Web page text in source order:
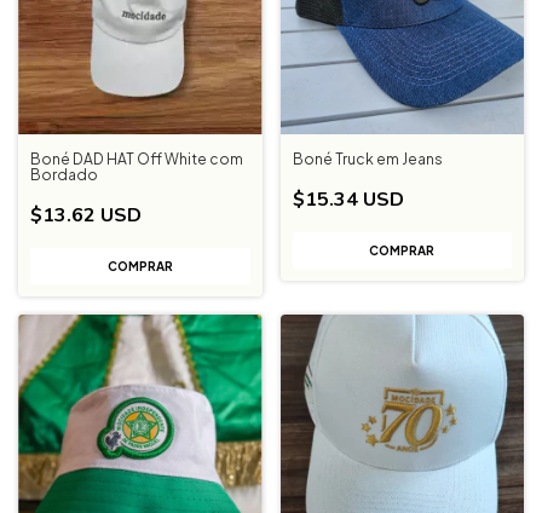
Boné DAD HAT Off White com
Bordado
$13.62 USD
Boné Truck em Jeans
$15.34 USD